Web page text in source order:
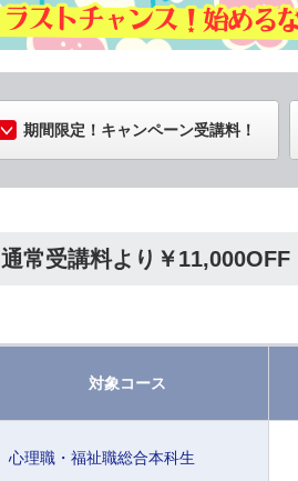
期間限定！キャンペーン受講料！
通常受講料より ￥11,000OFF
対象コース
心理職・福祉職総合本科生